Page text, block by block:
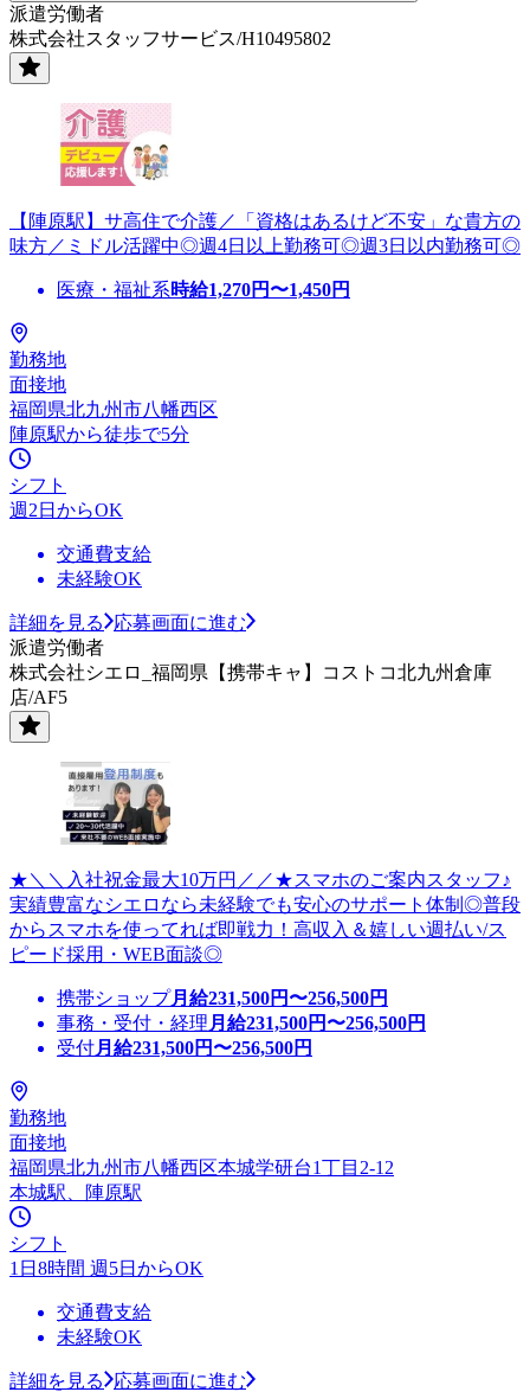
派遣労働者
株式会社スタッフサービス/H10495802
【陣原駅】サ高住で介護／「資格はあるけど不安」な貴方の
味方／ミドル活躍中◎週4日以上勤務可◎週3日以内勤務可◎
医療・福祉系時給1,270円〜1,450円
勤務地
面接地
福岡県北九州市八幡西区
陣原駅から徒歩で5分
シフト
週2日からOK
交通費支給
未経験OK
詳細を見る
応募画面に進む
派遣労働者
株式会社シエロ_福岡県【携帯キャ】コストコ北九州倉庫
店/AF5
★＼＼入社祝金最大10万円／／★スマホのご案内スタッフ♪
実績豊富なシエロなら未経験でも安心のサポート体制◎普段
からスマホを使ってれば即戦力！高収入＆嬉しい週払い/ス
ピード採用・WEB面談◎
携帯ショップ月給231,500円〜256,500円
事務・受付・経理 月給231,500円〜256,500円
受付月給231,500円〜256,500円
勤務地
面接地
福岡県北九州市八幡西区本城学研台1丁目2-12
本城駅、陣原駅
シフト
1日8時間 週5日からOK
交通費支給
未経験OK
詳細を見る 応募画面に進む